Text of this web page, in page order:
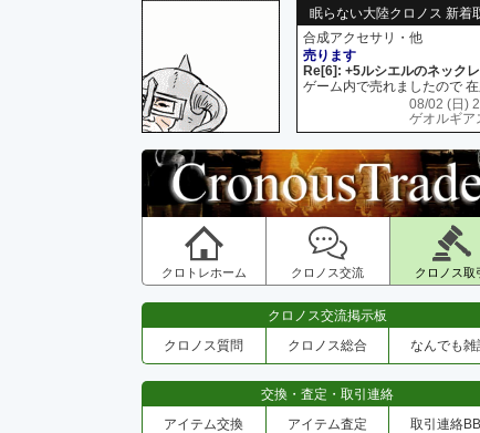
眠らない大陸クロノス 新着
合成アクセサリ・他
売ります
Re[6]: +5ルシエルのネック
08/02 (日)
ゲオルギア
クロトレホーム クロノス交流 クロノス取
クロノス交流掲示板
クロノス質問
クロノス総合 なんでも雑
交換・査定・取引連絡
アイテム交換
アイテム査定 取引連絡